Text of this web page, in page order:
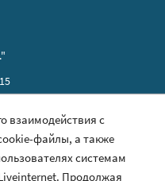
данных
взаимодействия с
файлы, а также
системам
Продолжая